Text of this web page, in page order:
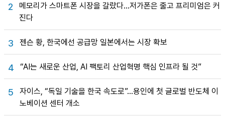
2
메모리가 스마트폰 시장을 갈랐다…저가폰은 줄고 프리미엄은 커
진다
3 젠슨 황, 한국에선 공급망 일본에서는 시장 확보
4 “AI는 새로운 산업, AI 팩토리 산업혁명 핵심 인프라 될 것”
5
자이스, “독일 기술을 한국 속도로”…용인에 첫 글로벌 반도체 이
노베이션 센터 개소